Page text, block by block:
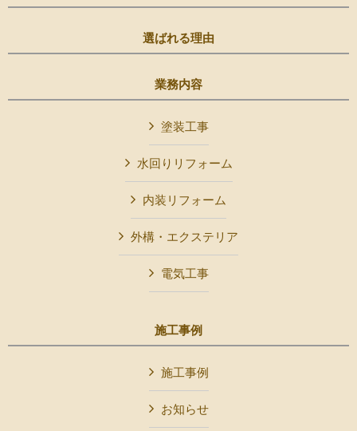
選ばれる理由
業務内容
塗装工事
水回りリフォーム
内装リフォーム
外構・エクステリア
電気工事
施工事例
施工事例
お知らせ